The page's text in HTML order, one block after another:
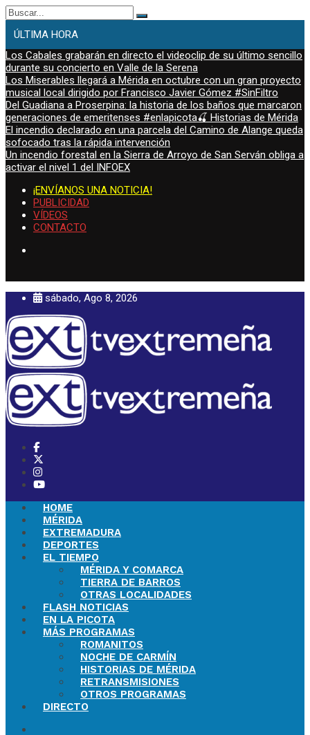
Buscar:
ÚLTIMA HORA
Los Cabales grabarán en directo el videoclip de su último sencillo
durante su concierto en Valle de la Serena
Los Miserables llegará a Mérida en octubre con un gran proyecto
musical local dirigido por Francisco Javier Gómez #SinFiltro
Del Guadiana a Proserpina: la historia de los baños que marcaron
generaciones de emeritenses #enlapicota🍒 Historias de Mérida
El incendio declarado en una parcela del Camino de Alange queda
sofocado tras la rápida intervención
Un incendio forestal en la Sierra de Arroyo de San Serván obliga a
activar el nivel 1 del INFOEX
¡ENVÍANOS UNA NOTICIA!
PUBLICIDAD
VÍDEOS
CONTACTO
sábado, Ago 8, 2026
HOME
MÉRIDA
EXTREMADURA
DEPORTES
EL TIEMPO
MÉRIDA Y COMARCA
TIERRA DE BARROS
OTRAS LOCALIDADES
FLASH NOTICIAS
EN LA PICOTA
MÁS PROGRAMAS
ROMANITOS
NOCHE DE CARMÍN
HISTORIAS DE MÉRIDA
RETRANSMISIONES
OTROS PROGRAMAS
DIRECTO